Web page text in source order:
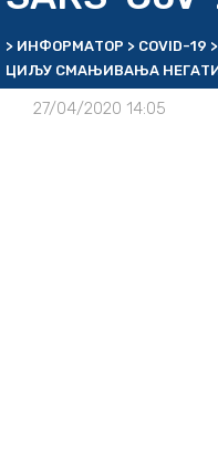
> ИНФОРМАТОР > COVID-19 >
ЦИЉУ СМАЊИВАЊА
27/04/2020 14:05